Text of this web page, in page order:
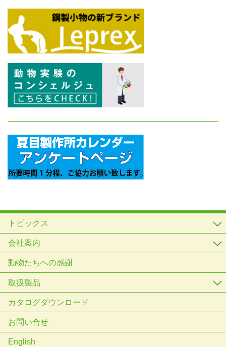
トピックス
会社案内
動物たちへの感謝
取扱製品
カタログダウンロード
お問い合せ
English